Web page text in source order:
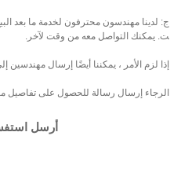
ج: لدينا مهندسون محترفون لخدمة ما بعد
ت. يمكنك التواصل معه من وقت لآخر.
إذا لزم الأمر ، يمكننا أيضًا إرسال مهندسين
الرجاء إرسال رسالة للحصول على تفاصيل
أرسل